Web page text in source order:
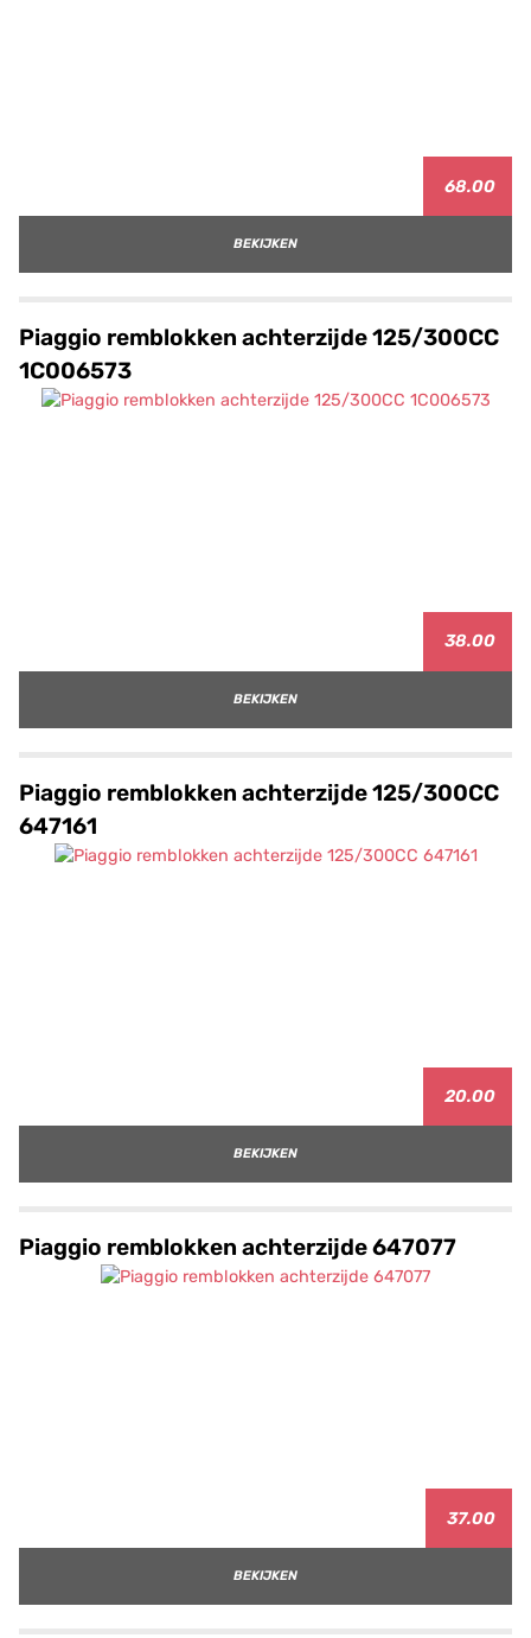
68.00
BEKIJKEN
Piaggio remblokken achterzijde 125/300CC
1C006573
38.00
BEKIJKEN
Piaggio remblokken achterzijde 125/300CC
647161
20.00
BEKIJKEN
Piaggio remblokken achterzijde 647077
37.00
BEKIJKEN